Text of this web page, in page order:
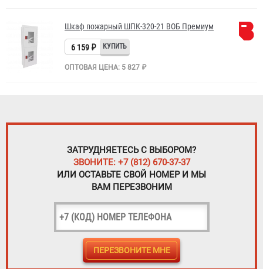
Шкаф пожарный ШПК-320-21 ВОБ Премиум
6 159 ₽
ОПТОВАЯ ЦЕНА: 5 827 ₽
ЗАТРУДНЯЕТЕСЬ С ВЫБОРОМ?
ЗВОНИТЕ: +7 (812) 670-37-37
ИЛИ ОСТАВЬТЕ СВОЙ НОМЕР И МЫ
ВАМ ПЕРЕЗВОНИМ